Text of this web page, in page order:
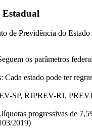
de Previdência do
os parâmetros
Cada estado pode ter
SP, RJPREV-RJ,
progressivas de
2019)